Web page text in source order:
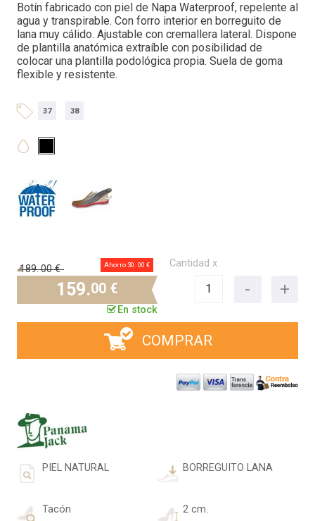
Botín fabricado con piel de Napa Waterproof, repelente al
agua y transpirable. Con forro interior en borreguito de
lana muy cálido. Ajustable con cremallera lateral. Dispone
de plantilla anatómica extraíble con posibilidad de
colocar una plantilla podológica propia. Suela de goma
flexible y resistente.
37 38
189.00 € Ahorro 30. 00 €
159.00 €
En stock
Cantidad x
COMPRAR
PIEL NATURAL BORREGUITO LANA
Tacón 2 cm.